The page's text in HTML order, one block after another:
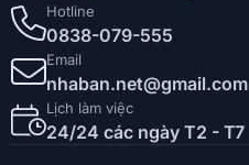
Hotline
0838-079-555
Email
nhaban.net@gmail.com
Lịch làm việc
24/24 các ngày T2 - T7